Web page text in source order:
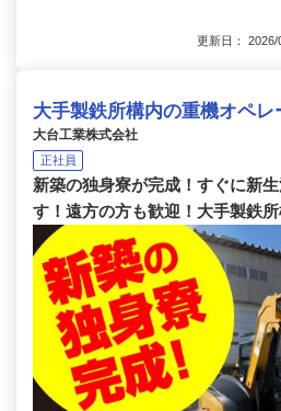
更新日：
大手製鉄所構内の重機オペレ
大台工業株式会社
正社員
新築の独身寮が完成！すぐに新
す！遠方の方も歓迎！大手製鉄